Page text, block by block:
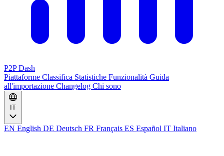
P2P Dash
Piattaforme Classifica Statistiche Funzionalità Guida
all'importazione Changelog Chi sono
IT
EN English DE Deutsch FR Français ES Español IT Italiano